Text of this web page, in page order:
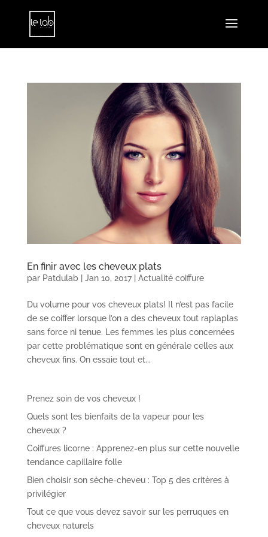
En finir avec les cheveux plats
par Patdulab| Jan 10, 2017| Actualité coiffure
Du volume pour vos cheveux plats! Il n’est pas facile
de se coiffer lorsque l’on a des cheveux tout raplaplas
sans force ni tenue. Les femmes les plus concernées
par cette problématique sont en générale celles aux
cheveux fins. On essaie tout et...
Prenez soin de vos cheveux !
Quels sont les bienfaits de la vapeur pour les
cheveux ?
Coiffures licorne : Apprenez-en plus sur cette nouvelle
tendance capillaire folle
Bien choisir son sèche-cheveu : Top 5 des critères à
privilégier
Tout ce que vous devez savoir sur les perruques en
cheveux naturels